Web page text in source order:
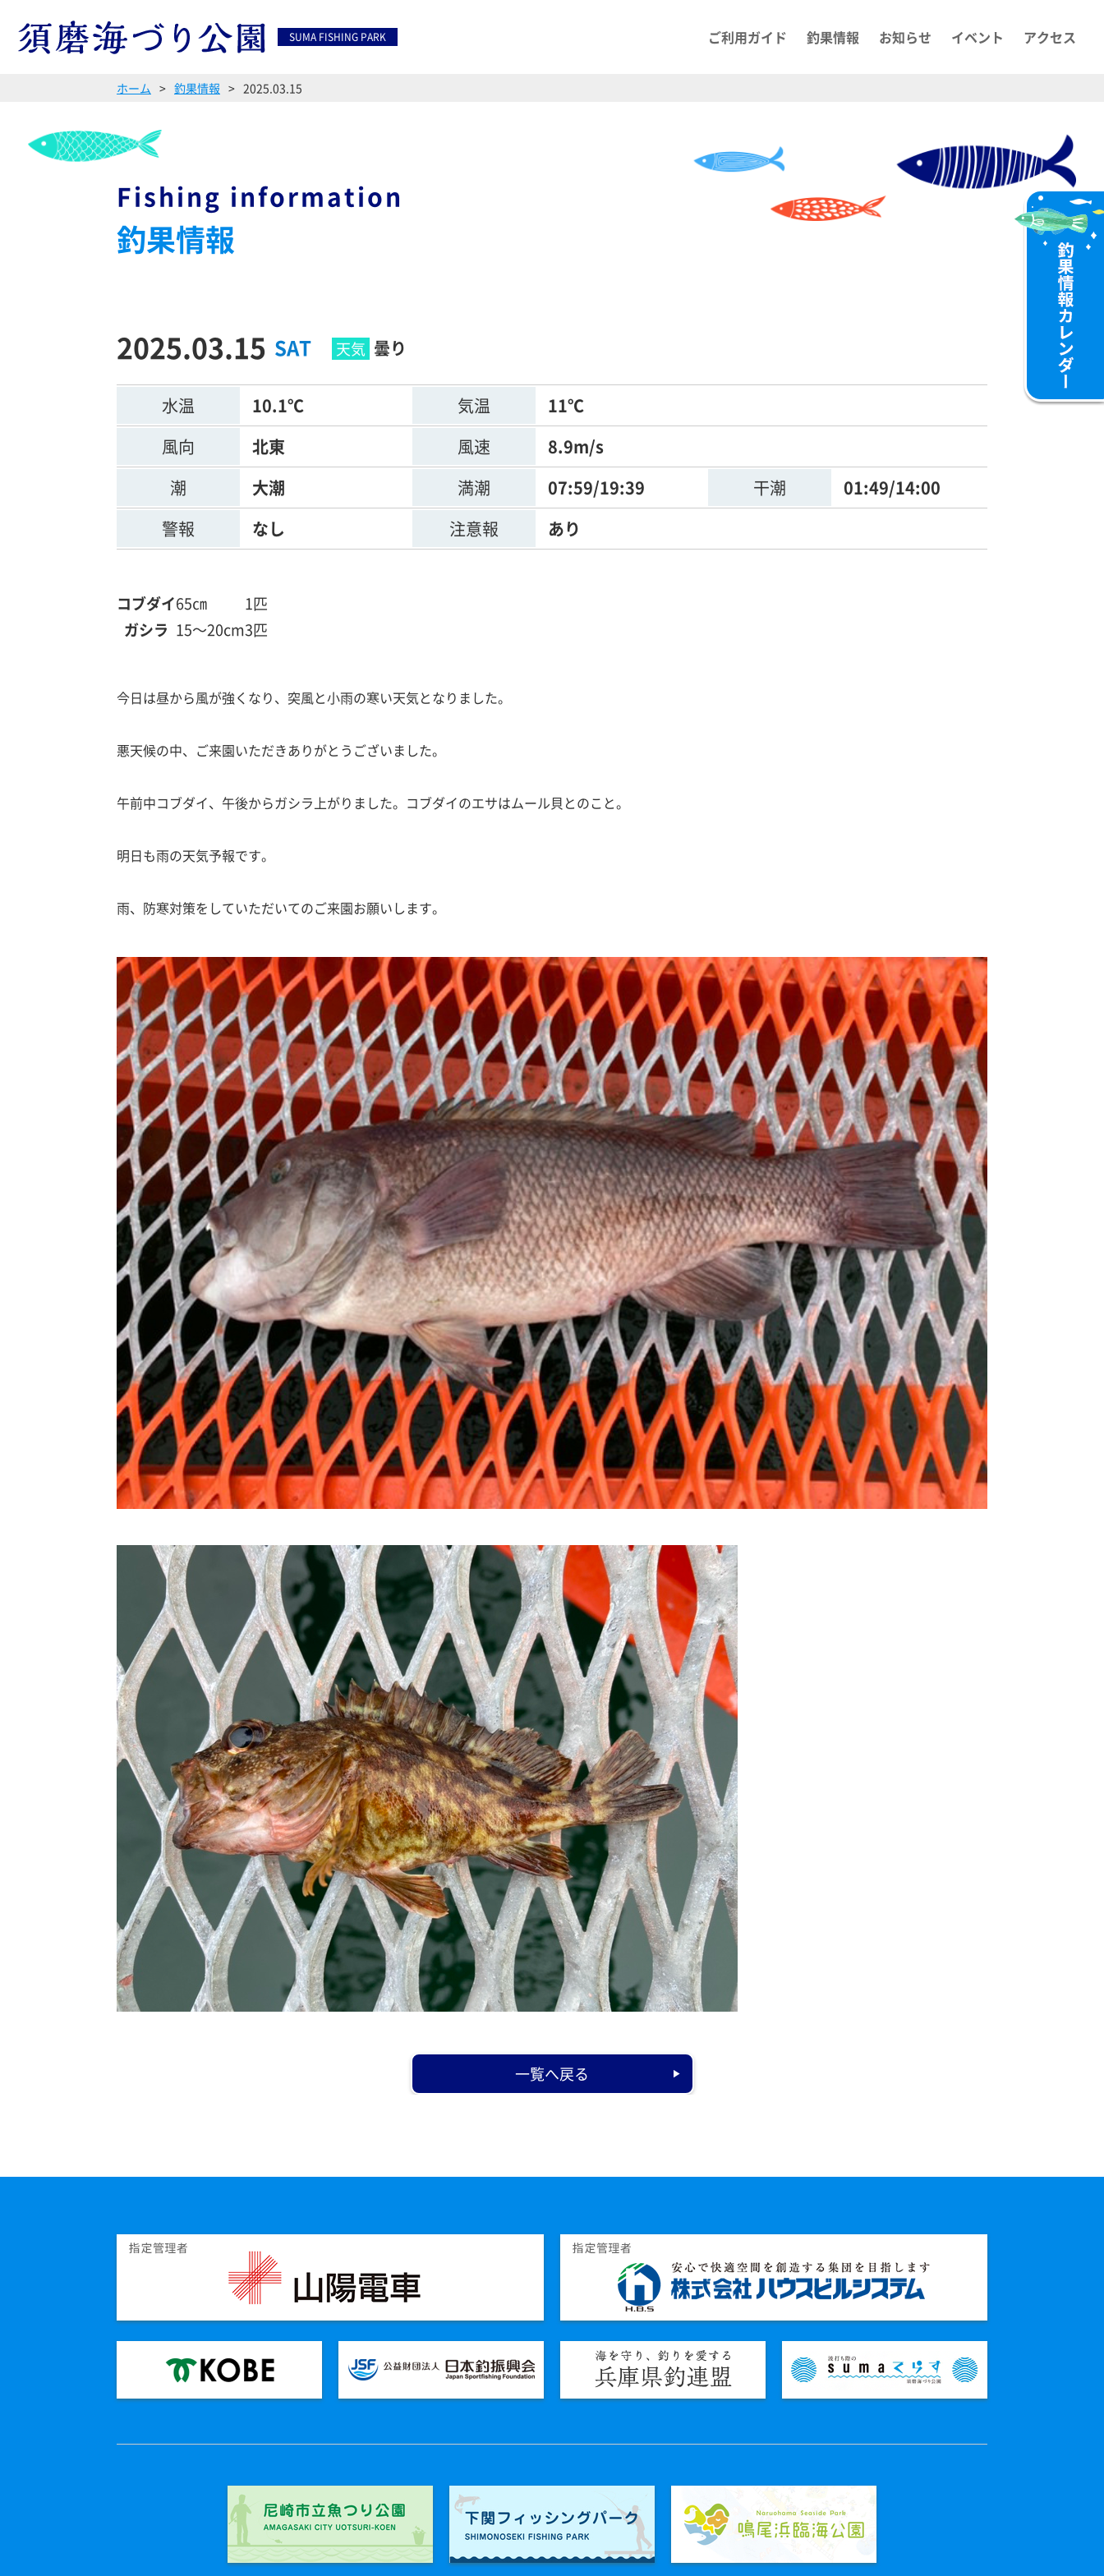
SUMA FISHING PARK ご利用ガイド 釣果情報 お知らせ イベント アクセス
ホーム 釣果情報 2025.03.15
Fishing information
釣果情報
2025.03.15 SAT 曇り
水温 10.1℃ 気温
11℃
風向
北東 風速
8.9m/s
潮
大潮 満潮 07:59/19:39 干潮
01:49/14:00
警報
なし 注意報 あり
コブダイ65㎝
1匹
ガシラ 15～20cm3匹
今日は昼から風が強くなり、突風と小雨の寒い天気となりました。
悪天候の中、ご来園いただきありがとうございました。
午前中コブダイ、午後からガシラ上がりました。コブダイのエサはムール貝とのこと。
明日も雨の天気予報です。
雨、防寒対策をしていただいてのご来園お願いします。
一覧へ戻る